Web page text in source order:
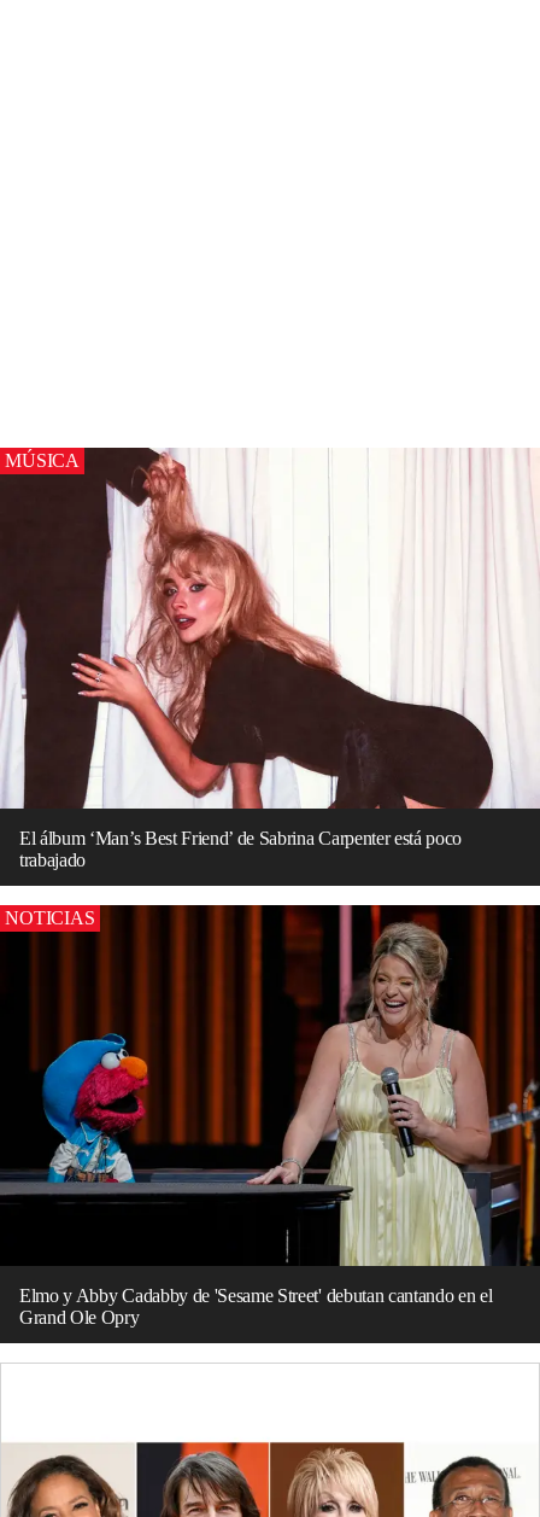
MÚSICA
El álbum ‘Man’s Best Friend’ de Sabrina Carpenter está poco
trabajado
NOTICIAS
Elmo y Abby Cadabby de 'Sesame Street' debutan cantando en el
Grand Ole Opry